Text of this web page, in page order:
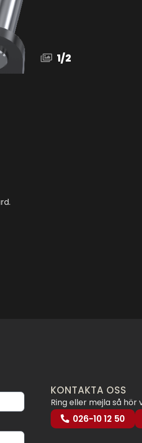
1/2
KONTAKTA OSS
Ring eller mejla så
026-10 12 50